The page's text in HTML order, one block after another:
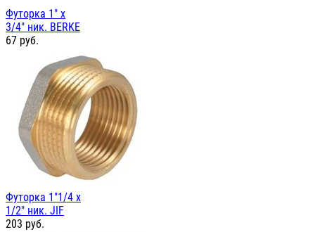
Футорка 1" х
3/4" ник. BERKE
67 руб.
Футорка 1"1/4 х
1/2" ник. JIF
203 руб.